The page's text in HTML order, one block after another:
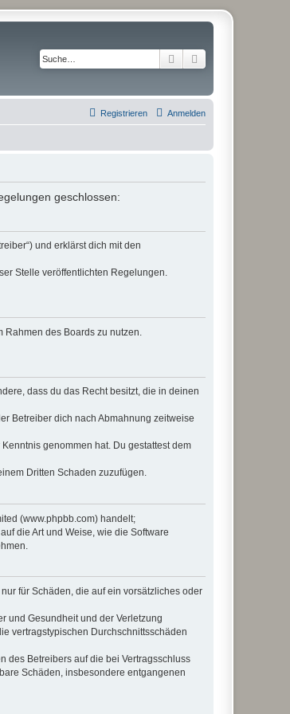
Suche
Anmelden
Registrieren
geschlossen:
und erklärst dich mit den
Stelle veröffentlichten Regelungen.
Rahmen des Boards zu nutzen.
dass du das Recht besitzt, die in deinen
Betreiber dich nach Abmahnung zeitweise
genommen hat. Du gestattest dem
Dritten Schaden zuzufügen.
(www.phpbb.com) handelt;
die Art und Weise, wie die Software
für Schäden, die auf ein vorsätzliches oder
und Gesundheit und der Verletzung
vertragstypischen Durchschnittsschäden
des Betreibers auf die bei Vertragsschluss
Schäden, insbesondere entgangenen